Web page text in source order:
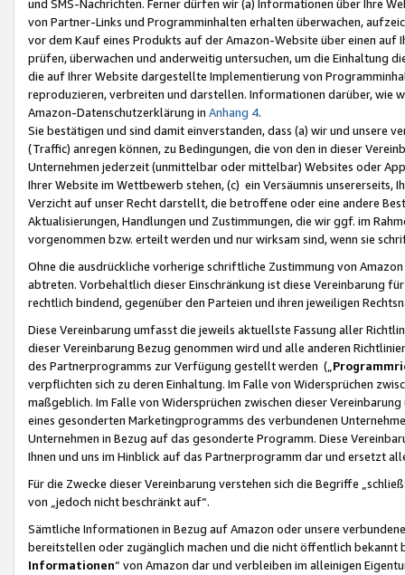
und SMS-Nachrichten. Ferner dürfen wir (a) Informationen über Ihre
von Partner-Links und Programminhalten erhalten überwachen,
vor dem Kauf eines Produkts auf der Amazon-Website über einen
prüfen, überwachen und anderweitig untersuchen, um die Einhaltung
die auf Ihrer Website dargestellte Implementierung von
reproduzieren, verbreiten und darstellen. Informationen darüber, wie
Amazon-Datenschutzerklärung in Anhang 4.
Sie bestätigen und sind damit einverstanden, dass (a) wir und
(Traffic) anregen können, zu Bedingungen, die von den in dieser
Unternehmen jederzeit (unmittelbar oder mittelbar) Websites oder
Ihrer Website im Wettbewerb stehen, (c) ein Versäumnis unsererseits,
Verzicht auf unser Recht darstellt, die betroffene oder eine andere
Aktualisierungen, Handlungen und Zustimmungen, die wir ggf. im
vorgenommen bzw. erteilt werden und nur wirksam sind, wenn sie
Ohne die ausdrückliche vorherige schriftliche Zustimmung von
abtreten. Vorbehaltlich dieser Einschränkung ist diese Vereinbarung
rechtlich bindend, gegenüber den Parteien und ihren jeweiligen
Diese Vereinbarung umfasst die jeweils aktuellste Fassung aller
dieser Vereinbarung Bezug genommen wird und alle anderen
des Partnerprogramms zur Verfügung gestellt werden („
verpflichten sich zu deren Einhaltung. Im Falle von Widersprüchen
maßgeblich. Im Falle von Widersprüchen zwischen dieser
eines gesonderten Marketingprogramms des verbundenen
Unternehmen in Bezug auf das gesonderte Programm. Diese
Ihnen und uns im Hinblick auf das Partnerprogramm dar und ersetzt
Für die Zwecke dieser Vereinbarung verstehen sich die Begriffe
von „jedoch nicht beschränkt auf“.
Sämtliche Informationen in Bezug auf Amazon oder unsere
bereitstellen oder zugänglich machen und die nicht öffentlich
Informationen“ von Amazon dar und verbleiben im alleinigen